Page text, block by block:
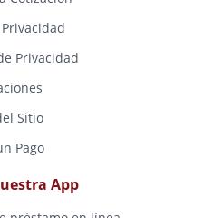
Privacidad
Sitio
Pago
App